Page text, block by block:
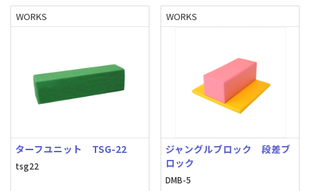
WORKS
ターフユニット TSG-22
tsg22
WORKS
ジャングルブロック 段差ブ
ロック
DMB-5